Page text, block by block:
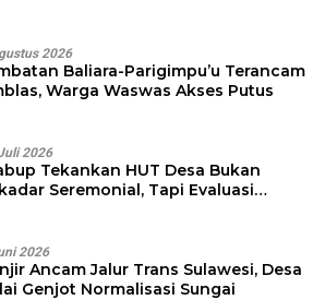
2026
Baliara-Parigimpu’u Terancam
Warga Waswas Akses Putus
2026
Tekankan HUT Desa Bukan
Seremonial, Tapi Evaluasi
2026
Ancam Jalur Trans Sulawesi, Desa
Genjot Normalisasi Sungai